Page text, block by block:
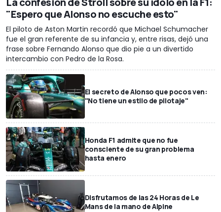
"Espero que Alonso no escuche esto"
El piloto de Aston Martin recordó que Michael Schumacher
fue el gran referente de su infancia y, entre risas, dejó una
frase sobre Fernando Alonso que dio pie a un divertido
intercambio con Pedro de la Rosa.
El secreto de Alonso que pocos ven:
"No tiene un estilo de pilotaje"
Honda F1 admite que no fue
consciente de su gran problema
hasta enero
Disfrutamos de las 24 Horas de Le
Mans de la mano de Alpine